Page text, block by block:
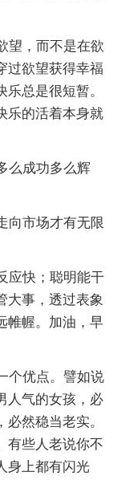
望，而不是在欲
过欲望获得幸福
总是很短暂。
乐的活着本身就
么成功多么辉
向市场才有无限
应快；聪明能干
大事，透过表象
帷幄。加油，早
个优点。譬如说
人气的女孩，必
然稳当老实。
有些人老说你不
身上都有闪光